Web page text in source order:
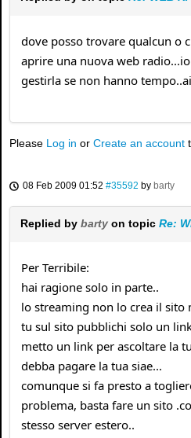
dove posso trovare qualcun o
aprire una nuova web
gestirla se non hanno
Please Log in or Create an account
08 Feb 2009 01:52 #35592 by barty
Replied by barty on topic Re:
Per Terribile:
hai ragione solo in parte..
lo streaming non lo crea il sito
tu sul sito pubblichi solo un
metto un link per ascoltare la
debba pagare la tua siae...
comunque si fa presto a
problema, basta fare un sito
stesso server estero..